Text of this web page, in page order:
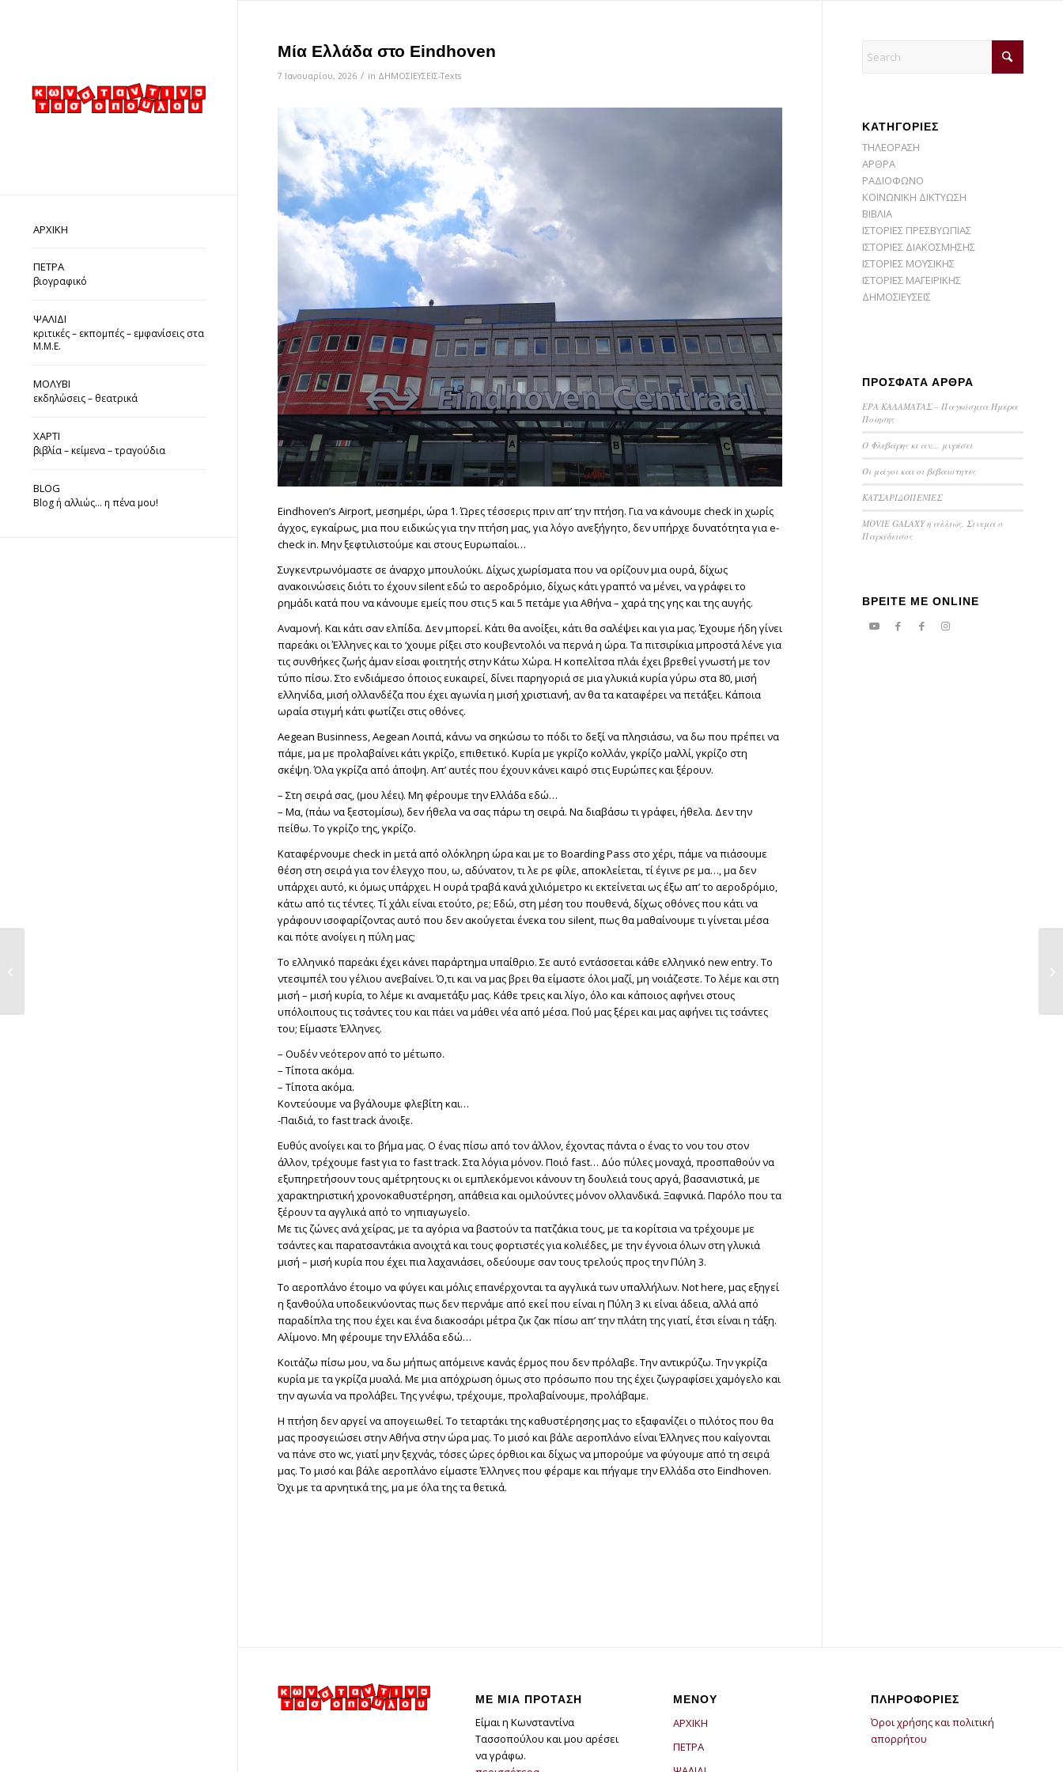
ΑΡΧΙΚΗ
ΠΕΤΡΑ
βιογραφικό
ΨΑΛΙΔΙ
κριτικές – εκπομπές – εμφανίσεις στα
Μ.Μ.Ε.
ΜΟΛΥΒΙ
εκδηλώσεις – θεατρικά
ΧΑΡΤΙ
βιβλία – κείμενα – τραγούδια
BLOG
Blog ή αλλιώς… η πένα μου!
Μία Ελλάδα στο Eindhoven
7 Ιανουαρίου, 2026 / in ΔΗΜΟΣΙΕΥΣΕΙΣ-Texts
Eindhoven’s Airport, μεσημέρι, ώρα 1. Ώρες τέσσερις πριν απ’ την πτήση. Για να κάνουμε check in χωρίς
άγχος, εγκαίρως, μια που ειδικώς για την πτήση μας, για λόγο ανεξήγητο, δεν υπήρχε δυνατότητα για e-
check in. Μην ξεφτιλιστούμε και στους Ευρωπαίοι…
Συγκεντρωνόμαστε σε άναρχο μπουλούκι. Δίχως χωρίσματα που να ορίζουν μια ουρά, δίχως
ανακοινώσεις διότι το έχουν silent εδώ το αεροδρόμιο, δίχως κάτι γραπτό να μένει, να γράφει το
ρημάδι κατά που να κάνουμε εμείς που στις 5 και 5 πετάμε για Αθήνα – χαρά της γης και της αυγής.
Αναμονή. Και κάτι σαν ελπίδα. Δεν μπορεί. Κάτι θα ανοίξει, κάτι θα σαλέψει και για μας. Έχουμε ήδη γίνει
παρεάκι οι Έλληνες και το ‘χουμε ρίξει στο κουβεντολόι να περνά η ώρα. Τα πιτσιρίκια μπροστά λένε για
τις συνθήκες ζωής άμαν είσαι φοιτητής στην Κάτω Χώρα. Η κοπελίτσα πλάι έχει βρεθεί γνωστή με τον
τύπο πίσω. Στο ενδιάμεσο όποιος ευκαιρεί, δίνει παρηγοριά σε μια γλυκιά κυρία γύρω στα 80, μισή
ελληνίδα, μισή ολλανδέζα που έχει αγωνία η μισή χριστιανή, αν θα τα καταφέρει να πετάξει. Κάποια
ωραία στιγμή κάτι φωτίζει στις οθόνες.
Aegean Businness, Aegean Λοιπά, κάνω να σηκώσω το πόδι το δεξί να πλησιάσω, να δω που πρέπει να
πάμε, μα με προλαβαίνει κάτι γκρίζο, επιθετικό. Κυρία με γκρίζο κολλάν, γκρίζο μαλλί, γκρίζο στη
σκέψη. Όλα γκρίζα από άποψη. Απ’ αυτές που έχουν κάνει καιρό στις Ευρώπες και ξέρουν.
– Στη σειρά σας, (μου λέει). Μη φέρουμε την Ελλάδα εδώ…
– Μα, (πάω να ξεστομίσω), δεν ήθελα να σας πάρω τη σειρά. Να διαβάσω τι γράφει, ήθελα. Δεν την
πείθω. Το γκρίζο της, γκρίζο.
Καταφέρνουμε check in μετά από ολόκληρη ώρα και με το Boarding Pass στο χέρι, πάμε να πιάσουμε
θέση στη σειρά για τον έλεγχο που, ω, αδύνατον, τι λε ρε φίλε, αποκλείεται, τί έγινε ρε μα…, μα δεν
υπάρχει αυτό, κι όμως υπάρχει. Η ουρά τραβά κανά χιλιόμετρο κι εκτείνεται ως έξω απ’ το αεροδρόμιο,
κάτω από τις τέντες. Τί χάλι είναι ετούτο, ρε; Εδώ, στη μέση του πουθενά, δίχως οθόνες που κάτι να
γράφουν ισοφαρίζοντας αυτό που δεν ακούγεται ένεκα του silent, πως θα μαθαίνουμε τι γίνεται μέσα
και πότε ανοίγει η πύλη μας;
Το ελληνικό παρεάκι έχει κάνει παράρτημα υπαίθριο. Σε αυτό εντάσσεται κάθε ελληνικό new entry. Τo
ντεσιμπέλ του γέλιου ανεβαίνει. Ό,τι και να μας βρει θα είμαστε όλοι μαζί, μη νοιάζεστε. Το λέμε και στη
μισή – μισή κυρία, το λέμε κι αναμετάξυ μας. Κάθε τρεις και λίγο, όλο και κάποιος αφήνει στους
υπόλοιπους τις τσάντες του και πάει να μάθει νέα από μέσα. Πού μας ξέρει και μας αφήνει τις τσάντες
του; Είμαστε Έλληνες.
– Ουδέν νεότερον από το μέτωπο.
– Τίποτα ακόμα.
– Τίποτα ακόμα.
Κοντεύουμε να βγάλουμε φλεβίτη και…
-Παιδιά, το fast track άνοιξε.
Ευθύς ανοίγει και το βήμα μας. Ο ένας πίσω από τον άλλον, έχοντας πάντα ο ένας το νου του στον
άλλον, τρέχουμε fast για το fast track. Στα λόγια μόνον. Ποιό fast… Δύο πύλες μοναχά, προσπαθούν να
εξυπηρετήσουν τους αμέτρητους κι οι εμπλεκόμενοι κάνουν τη δουλειά τους αργά, βασανιστικά, με
χαρακτηριστική χρονοκαθυστέρηση, απάθεια και ομιλούντες μόνον oλλανδικά. Ξαφνικά. Παρόλο που τα
ξέρουν τα αγγλικά από το νηπιαγωγείο.
Με τις ζώνες ανά χείρας, με τα αγόρια να βαστούν τα πατζάκια τους, με τα κορίτσια να τρέχουμε με
τσάντες και παρατσαντάκια ανοιχτά και τους φορτιστές για κολιέδες, με την έγνοια όλων στη γλυκιά
μισή – μισή κυρία που έχει πια λαχανιάσει, οδεύουμε σαν τους τρελούς προς την Πύλη 3.
Το αεροπλάνο έτοιμο να φύγει και μόλις επανέρχονται τα αγγλικά των υπαλλήλων. Not here, μας εξηγεί
η ξανθούλα υποδεικνύοντας πως δεν περνάμε από εκεί που είναι η Πύλη 3 κι είναι άδεια, αλλά από
παραδίπλα της που έχει και ένα διακοσάρι μέτρα ζικ ζακ πίσω απ’ την πλάτη της γιατί, έτσι είναι η τάξη.
Αλίμονο. Μη φέρουμε την Ελλάδα εδώ…
Κοιτάζω πίσω μου, να δω μήπως απόμεινε κανάς έρμος που δεν πρόλαβε. Την αντικρύζω. Την γκρίζα
κυρία με τα γκρίζα μυαλά. Με μια απόχρωση όμως στο πρόσωπο που της έχει ζωγραφίσει χαμόγελο και
την αγωνία να προλάβει. Της γνέφω, τρέχουμε, προλαβαίνουμε, προλάβαμε.
Η πτήση δεν αργεί να απογειωθεί. Το τεταρτάκι της καθυστέρησης μας το εξαφανίζει ο πιλότος που θα
μας προσγειώσει στην Αθήνα στην ώρα μας. Το μισό και βάλε αεροπλάνο είναι Έλληνες που καίγονται
να πάνε στο wc, γιατί μην ξεχνάς, τόσες ώρες όρθιοι και δίχως να μπορούμε να φύγουμε από τη σειρά
μας. Το μισό και βάλε αεροπλάνο είμαστε Έλληνες που φέραμε και πήγαμε την Ελλάδα στο Eindhoven.
Όχι με τα αρνητικά της, μα με όλα της τα θετικά.
KΑΤΗΓΟΡΙΕΣ
ΤΗΛΕΟΡΑΣΗ
ΑΡΘΡΑ
ΡΑΔΙΟΦΩΝΟ
ΚΟΙΝΩΝΙΚΗ ΔΙΚΤΥΩΣΗ
ΒΙΒΛΙΑ
ΙΣΤΟΡΙΕΣ ΠΡΕΣΒΥΩΠΙΑΣ
ΙΣΤΟΡΙΕΣ ΔΙΑΚΟΣΜΗΣΗΣ
ΙΣΤΟΡΙΕΣ ΜΟΥΣΙΚΗΣ
ΙΣΤΟΡΙΕΣ ΜΑΓΕΙΡΙΚΗΣ
ΔΗΜΟΣΙΕΥΣΕΙΣ
ΠΡΟΣΦΑΤΑ ΑΡΘΡΑ
ΕΡΑ ΚΑΛΑΜΑΤΑΣ – Παγκόσμια Ημέρα
Ποίησης
Ο Φλεβάρης κι αν… μυρίσει
Οι μάγοι και οι βεβαιότητες
ΚΑΤΣΑΡΙΔΟΠΕΝΙΕΣ
MOVIE GALAXY ή αλλιώς, Σινεμά ο
Παράδεισος
ΒΡΕΙΤΕ ΜΕ ONLINE
ΜΕ ΜΙΑ ΠΡΟΤΑΣΗ
Είμαι η Κωνσταντίνα
Τασσοπούλου και μου αρέσει
να γράφω.
ΜΕΝΟΥ
ΑΡΧΙΚΗ
ΠΕΤΡΑ
ΠΛΗΡΟΦΟΡΙΕΣ
Όροι χρήσης και πολιτική
απορρήτου